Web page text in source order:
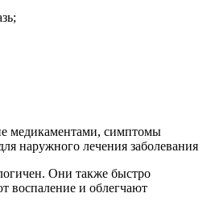
наружного лечения заболевания
Они также быстро
воспаление и облегчают